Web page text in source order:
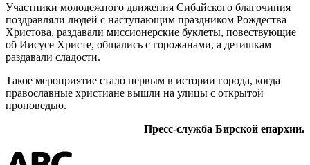
Участники молодежного движения Сибайского благочиния
поздравляли людей с наступающим праздником Рождества
Христова, раздавали миссионерские буклеты, повествующие
об Иисусе Христе, общались с горожанами, а детишкам
раздавали сладости.
Такое мероприятие стало первым в истории города, когда
православные христиане вышли на улицы с открытой
проповедью.
Пресс-служба Бирской епархии.